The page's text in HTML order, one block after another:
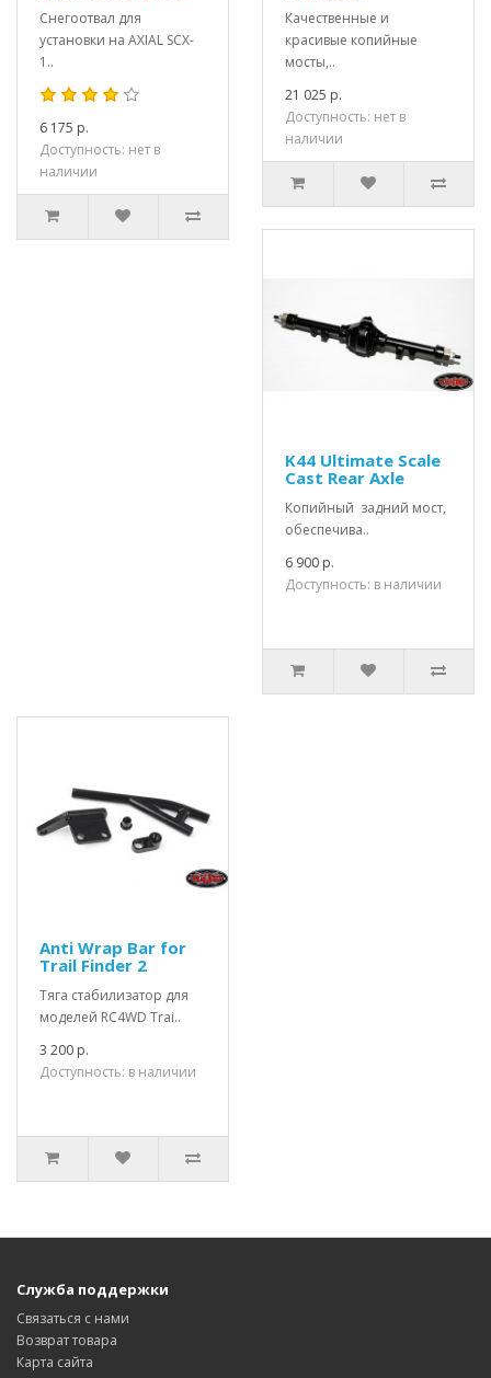
Снегоотвал для
установки на AXIAL SCX-
1..
6 175 р.
Доступность: нет в
наличии
Качественные и
красивые копийные
мосты,..
21 025 р.
Доступность: нет в
наличии
K44 Ultimate Scale
Cast Rear Axle
Копийный задний мост,
обеспечива..
6 900 р.
Доступность: в наличии
Anti Wrap Bar for
Trail Finder 2
Тяга стабилизатор для
моделей RC4WD Trai..
3 200 р.
Доступность: в наличии
Служба поддержки
Связаться с нами
Возврат товара
Карта сайта